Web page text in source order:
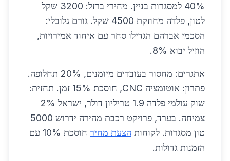
40% למסגרות בניין. מחירי ברזל: 3200 שקל
לטון, פלדה מחוזקת 4500 שקל. גורם גלובלי:
הסכמי אברהם הגדילו סחר עם איחוד אמירויות,
הוזיל יבוא 8%.
אתגרים: מחסור בעובדים מיומנים, 20% תחלופה.
פתרון: אוטומציה CNC, חוסכת 15% זמן. תחזית:
שוק עולמי פלדה 1.9 טריליון דולר, ישראל 2%
צמיחה. בערד, פרויקט רכבת מהירה ידרוש 5000
טון מסגרות. לקוחות הצעת מחיר
חוסכת 10% עם
הזמנות גדולות.